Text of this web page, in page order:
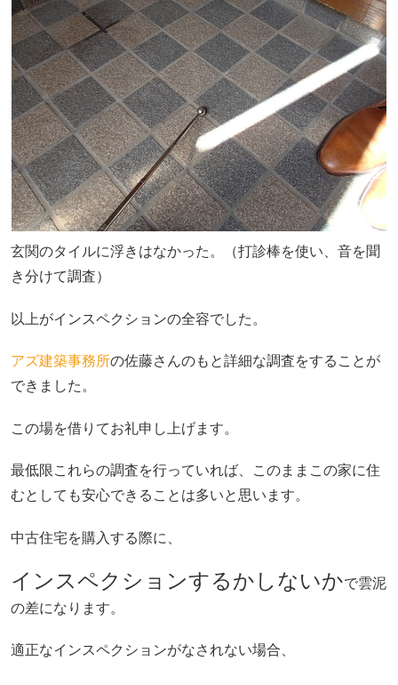
玄関のタイルに浮きはなかった。（打診棒を使い、音を聞
き分けて調査）
以上がインスペクションの全容でした。
アズ建築事務所の佐藤さんのもと詳細な調査をすることが
できました。
この場を借りてお礼申し上げます。
最低限これらの調査を行っていれば、このままこの家に住
むとしても安心できることは多いと思います。
中古住宅を購入する際に、
インスペクションするかしないかで雲泥
の差になります。
適正なインスペクションがなされない場合、